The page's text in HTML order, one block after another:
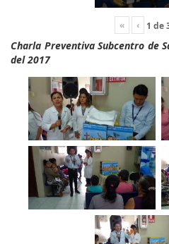
« ‹ 1 de
Charla Preventiva Subcentro de
del 2017